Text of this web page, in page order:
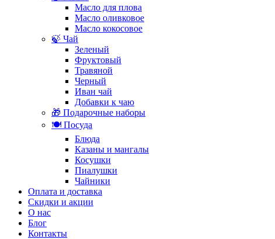
Масло для плова
Масло оливковое
Масло кокосовое
🍃 Чай
Зеленый
Фруктовый
Травяной
Черный
Иван чай
Добавки к чаю
🎁 Подарочные наборы
🍽️ Посуда
Блюда
Казаны и мангалы
Косушки
Пиалушки
Чайники
Оплата и доставка
Скидки и акции
О нас
Блог
Контакты